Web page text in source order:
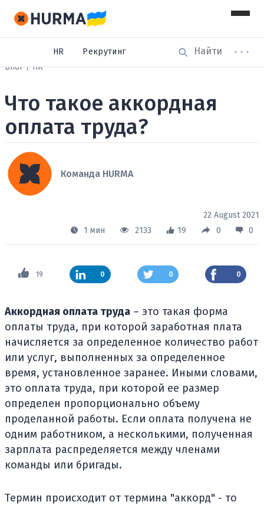
HR
Рекрутинг
Блог
HR
Что такое аккордная
оплата труда?
Команда HURMA
22 August 2021
1 мин
2133 19 0 0
19 0 0 0
Аккордная оплата труда – это такая форма
оплаты труда, при которой заработная плата
начисляется за определенное количество работ
или услуг, выполненных за определенное
время, установленное заранее. Иными словами,
это оплата труда, при которой ее размер
определен пропорционально объему
проделанной работы. Если оплата получена не
одним работником, а несколькими, полученная
зарплата распределяется между членами
команды или бригады.
Термин происходит от термина "аккорд" - то